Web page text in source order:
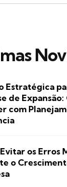
Estratégica
de
com
os Erros
o